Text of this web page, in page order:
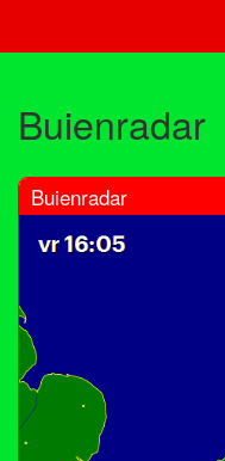
Buienradar
Buienradar